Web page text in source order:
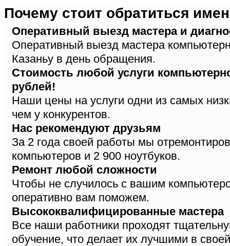
Почему стоит обратиться
Оперативный выезд мастера и
Оперативный выезд мастера
Казаньу в день обращения.
Стоимость любой услуги
рублей!
Наши цены на услуги одни из самых
чем у конкурентов.
Нас рекомендуют друзьям
За 2 года своей работы мы
компьютеров и 2 900 ноутбуков.
Ремонт любой сложности
Чтобы не случилось с вашим
оперативно вам поможем.
Высококвалифицированные мастера
Все наши работники проходят
обучение, что делает их лучшими в